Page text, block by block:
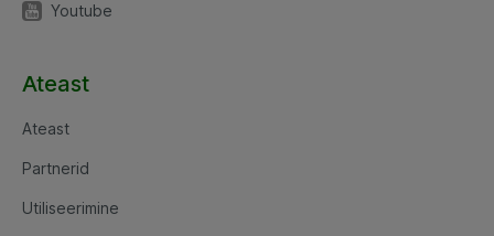
Youtube
Ateast
Ateast
Partnerid
Utiliseerimine